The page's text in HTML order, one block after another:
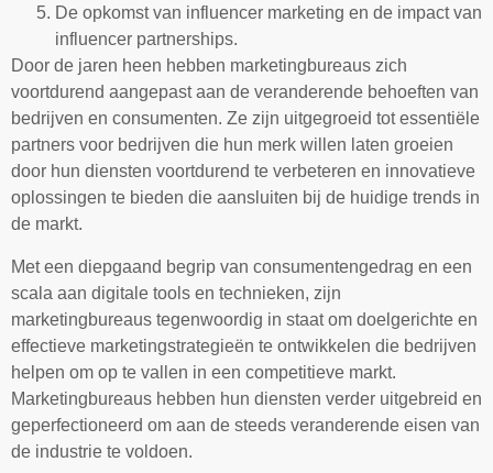
De opkomst van influencer marketing en de impact van
influencer partnerships.
Door de jaren heen hebben marketingbureaus zich
voortdurend aangepast aan de veranderende behoeften van
bedrijven en consumenten. Ze zijn uitgegroeid tot essentiële
partners voor bedrijven die hun merk willen laten groeien
door hun diensten voortdurend te verbeteren en innovatieve
oplossingen te bieden die aansluiten bij de huidige trends in
de markt.
Met een diepgaand begrip van consumentengedrag en een
scala aan digitale tools en technieken, zijn
marketingbureaus tegenwoordig in staat om doelgerichte en
effectieve marketingstrategieën te ontwikkelen die bedrijven
helpen om op te vallen in een competitieve markt.
Marketingbureaus hebben hun diensten verder uitgebreid en
geperfectioneerd om aan de steeds veranderende eisen van
de industrie te voldoen.